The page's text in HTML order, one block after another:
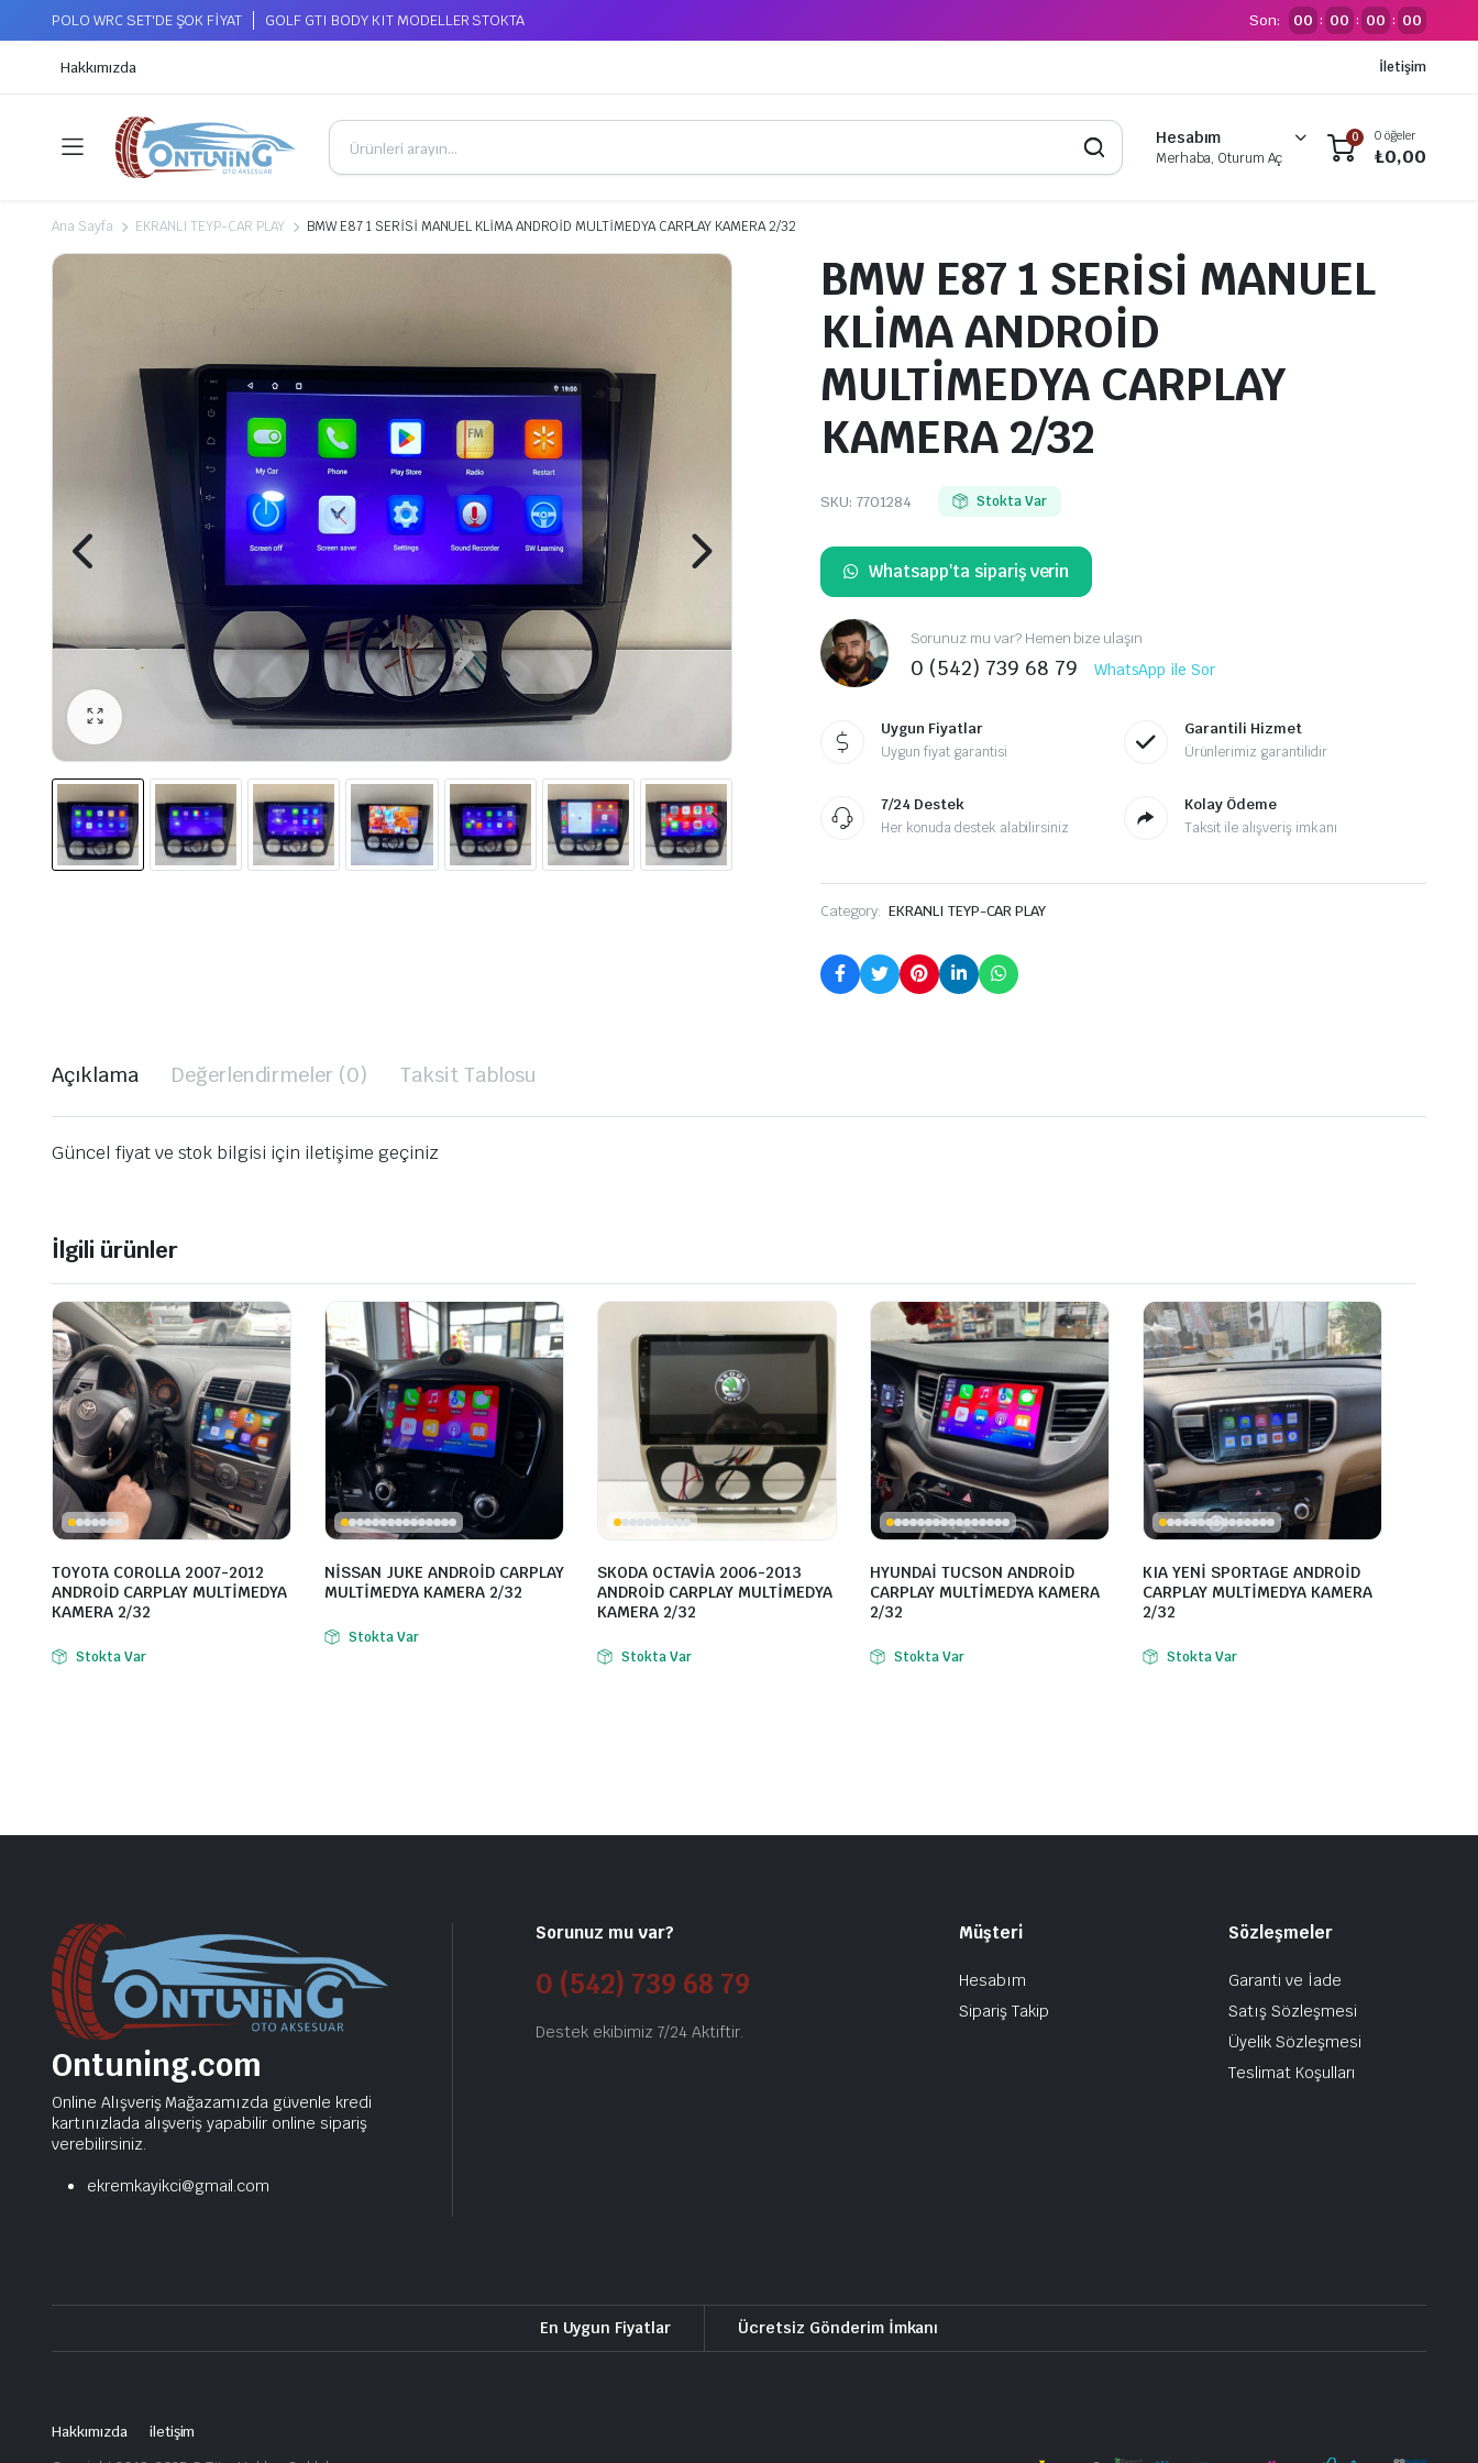
POLO WRC SET'DE ŞOK FİYAT GOLF GTI BODY KIT MODELLER STOKTA Son: 00 : 00 : 00 : 00
Hakkımızda İletişim
Hesabım
Merhaba, Oturum Aç
0 0 öğeler
₺0,00
Ana Sayfa EKRANLI TEYP-CAR PLAY BMW E87 1 SERİSİ MANUEL KLİMA ANDROİD MULTİMEDYA CARPLAY KAMERA 2/32
BMW E87 1 SERİSİ MANUEL
KLİMA ANDROİD
MULTİMEDYA CARPLAY
KAMERA 2/32
SKU: 7701284 Stokta Var
Whatsapp'ta sipariş verin
Sorunuz mu var? Hemen bize ulaşın
0 (542) 739 68 79 WhatsApp ile Sor
Uygun Fiyatlar
Uygun fiyat garantisi
Garantili Hizmet
Ürünlerimiz garantilidir
7/24 Destek
Her konuda destek alabilirsiniz
Kolay Ödeme
Taksit ile alışveriş imkanı
Category: EKRANLI TEYP-CAR PLAY
Açıklama Değerlendirmeler (0) Taksit Tablosu
Güncel fiyat ve stok bilgisi için iletişime geçiniz
İlgili ürünler
TOYOTA COROLLA 2007-2012
ANDROİD CARPLAY MULTİMEDYA
KAMERA 2/32
Stokta Var
NİSSAN JUKE ANDROİD CARPLAY
MULTİMEDYA KAMERA 2/32
Stokta Var
SKODA OCTAVİA 2006-2013
ANDROİD CARPLAY MULTİMEDYA
KAMERA 2/32
Stokta Var
HYUNDAİ TUCSON ANDROİD
CARPLAY MULTİMEDYA KAMERA
2/32
Stokta Var
KIA YENİ SPORTAGE ANDROİD
CARPLAY MULTİMEDYA KAMERA
2/32
Stokta Var
Ontuning.com
Online Alışveriş Mağazamızda güvenle kredi
kartınızlada alışveriş yapabilir online sipariş
verebilirsiniz.
ekremkayikci@gmail.com
Sorunuz mu var?
0 (542) 739 68 79
Destek ekibimiz 7/24 Aktiftir.
Müşteri
Hesabım
Sipariş Takip
Sözleşmeler
Garanti ve İade
Satış Sözleşmesi
Üyelik Sözleşmesi
Teslimat Koşulları
En Uygun Fiyatlar Ücretsiz Gönderim İmkanı
Hakkımızda
iletişim